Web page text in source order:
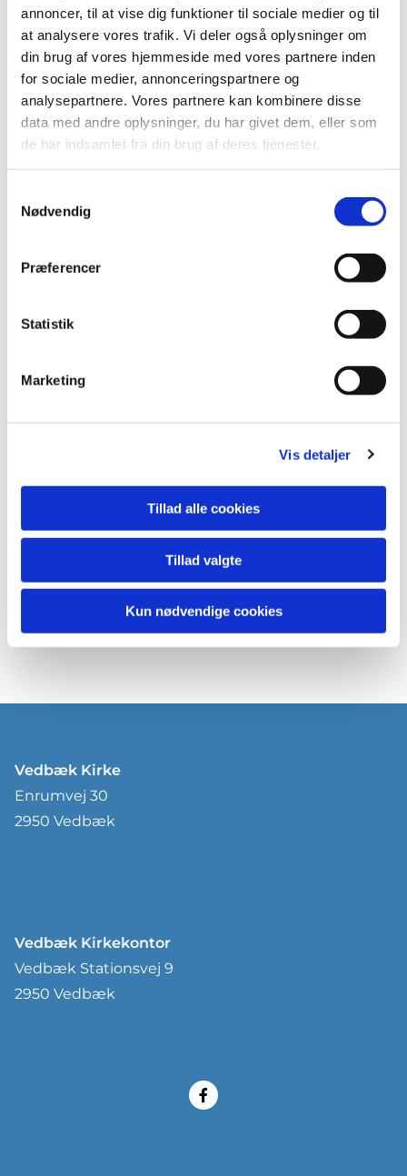
annoncer, til at vise dig funktioner til sociale medier og til
at analysere vores trafik. Vi deler også oplysninger om
din brug af vores hjemmeside med vores partnere inden
for sociale medier, annonceringspartnere og
analysepartnere. Vores partnere kan kombinere disse
data med andre oplysninger, du har givet dem, eller som
de har indsamlet fra din brug af deres tjenester.
Nødvendig
Præferencer
Statistik
Marketing
Vis detaljer
Tillad alle cookies
Tillad valgte
Kun nødvendige cookies
Vedbæk Kirke
Enrumvej 30
2950 Vedbæk
Vedbæk Kirkekontor
Vedbæk Stationsvej 9
2950 Vedbæk